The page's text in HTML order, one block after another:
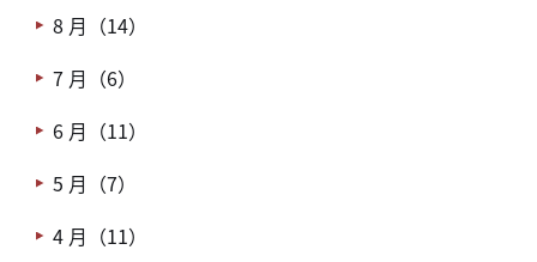
8 月（14）
7 月（6）
6 月（11）
5 月（7）
4 月（11）